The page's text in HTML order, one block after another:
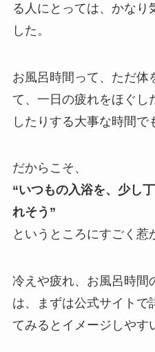
る人にとっては、かなり
した。
お風呂時間って、ただ体
て、一日の疲れをほぐし
したりする大事な時間で
だからこそ、
“いつもの入浴を、少し
れそう”
というところにすごく惹
冷えや疲れ、お風呂時間
は、まずは公式サイトで
てみるとイメージしやす